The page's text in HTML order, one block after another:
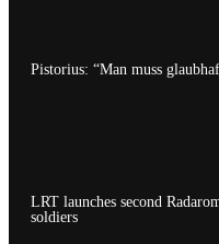
Pistorius: “Man muss
LRT launches second
soldiers